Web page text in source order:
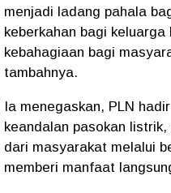
menjadi ladang pahala
keberkahan bagi
kebahagiaan bagi
tambahnya.
Ia menegaskan, PLN
keandalan pasokan
dari masyarakat melalui
memberi manfaat